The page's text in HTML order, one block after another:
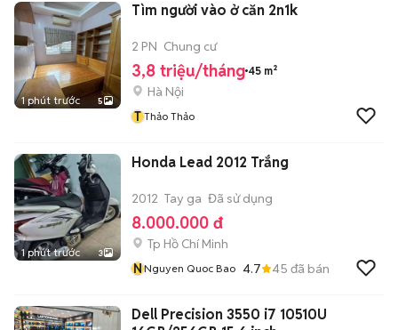
1 phút trước 5
Tìm người vào ở căn 2n1k
2 PN Chung cư
3,8 triệu/tháng 45 m²
Hà Nội
T Thảo Thảo
1 phút trước 3
Honda Lead 2012 Trắng
2012 Tay ga Đã sử dụng
8.000.000 đ
Tp Hồ Chí Minh
NNguyen Quoc Bao 4.7 45 đã bán
Dell Precision 3550 i7 10510U